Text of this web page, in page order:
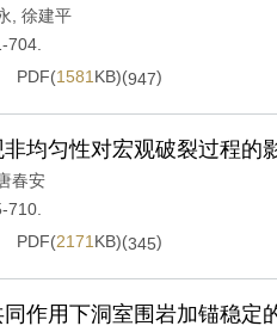
徐建平
704.
PDF(1581 KB)(947)
均匀性对宏观破裂过程的
春安
710.
PDF(2171 KB)(345)
作用下洞室围岩加锚稳定